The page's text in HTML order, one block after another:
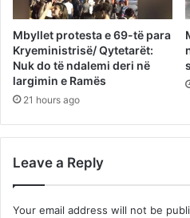
Mbyllet protesta e 69-të para
Kryeministrisë/ Qytetarët:
Nuk do të ndalemi deri në
largimin e Ramës
21 hours ago
Leave a Reply
Your email address will not be